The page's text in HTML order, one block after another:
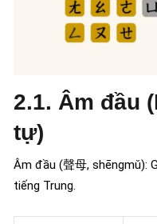
2.1. Âm đầu
tự)
Âm đầu (聲母, shēngmǔ):
tiếng Trung.